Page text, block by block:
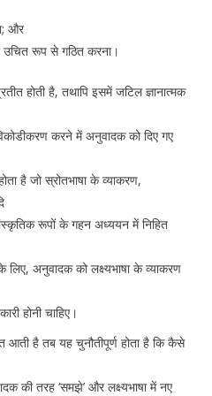
और
उचित रूप से गठित करना।
होती है, तथापि इसमें जटिल ज्ञानात्मक
करने में अनुवादक को दिए गए
है जो स्रोतभाषा के व्याकरण,
रूपों के गहन अध्ययन में निहित
अनुवादक को लक्ष्यभाषा के व्याकरण
होनी चाहिए।
आती है तब यह चुनौतीपूर्ण होता है कि कैसे
की तरह ‘समझे’ और लक्ष्यभाषा में नए